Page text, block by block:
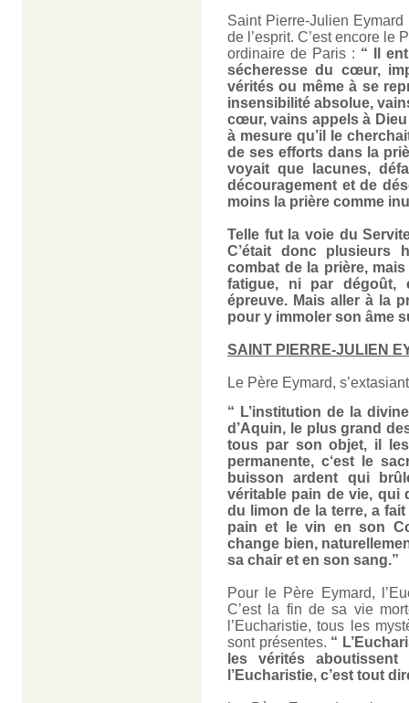
Saint Pierre-Julien
de l’esprit. C’est encore le
ordinaire de Paris : “ Il
sécheresse du cœur,
vérités ou même à se
insensibilité absolue,
cœur, vains appels à
à mesure qu’il le
de ses efforts dans la
voyait que lacunes,
découragement et de
moins la prière comme
Telle fut la voie du
C’était donc plusieurs
combat de la prière,
fatigue, ni par dégoût,
épreuve. Mais aller à la
pour y immoler son âme
SAINT PIERRE-JULIEN
Le Père Eymard,
“ L’institution de la
d’Aquin, le plus grand
tous par son objet, il les
permanente, c‘est le
buisson ardent qui
véritable pain de vie, qui
du limon de la terre, a
pain et le vin en son
change bien,
sa chair et en son sang.”
Pour le Père Eymard,
C’est la fin de sa vie
l’Eucharistie, tous les
sont présentes. “
les vérités
l’Eucharistie, c’est tout